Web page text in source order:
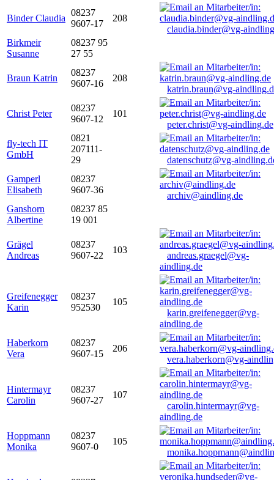
Binder Claudia
08237
9607-17
208
claudia.binder@vg-
Birkmeir
Susanne
08237 95
27 55
Braun Katrin
08237
9607-16
208
katrin.braun@vg-
Christ Peter
08237
9607-12
101
peter.christ@vg-aindling.de
fly-tech IT
GmbH
0821
207111-
29
datenschutz@vg-
Gamperl
Elisabeth
08237
9607-36
archiv@aindling.de
Ganshorn
Albertine
08237 85
19 001
Grägel
Andreas
08237
9607-22
103
andreas.graegel@vg-
aindling.de
Greifenegger
Karin
08237
952530
105
karin.greifenegger@vg-
aindling.de
Haberkorn
Vera
08237
9607-15
206
vera.haberkorn@vg-
Hintermayr
Carolin
08237
9607-27
107
carolin.hintermayr@vg-
aindling.de
Hoppmann
Monika
08237
9607-0
105